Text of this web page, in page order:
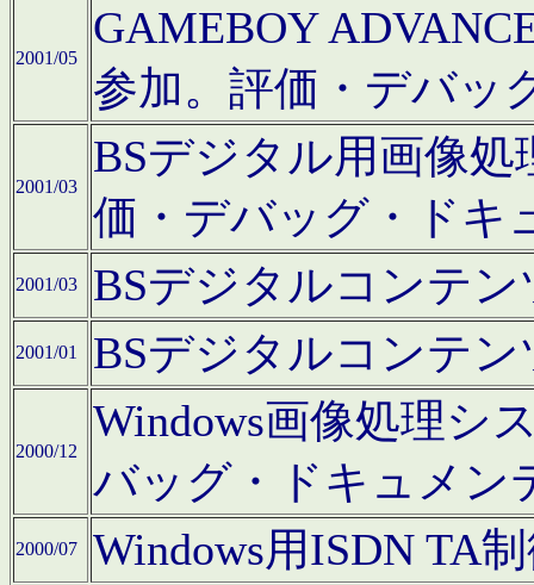
2001/05
GAMEBOY
参加。評価・デバッ
2001/03
BSデジタル用画像
価・デバッグ・ドキ
2001/03 BSデジタルコンテ
2001/01 BSデジタルコンテ
2000/12
Windows画像処理シ
バッグ・ドキュメン
2000/07 Windows用ISDN TA